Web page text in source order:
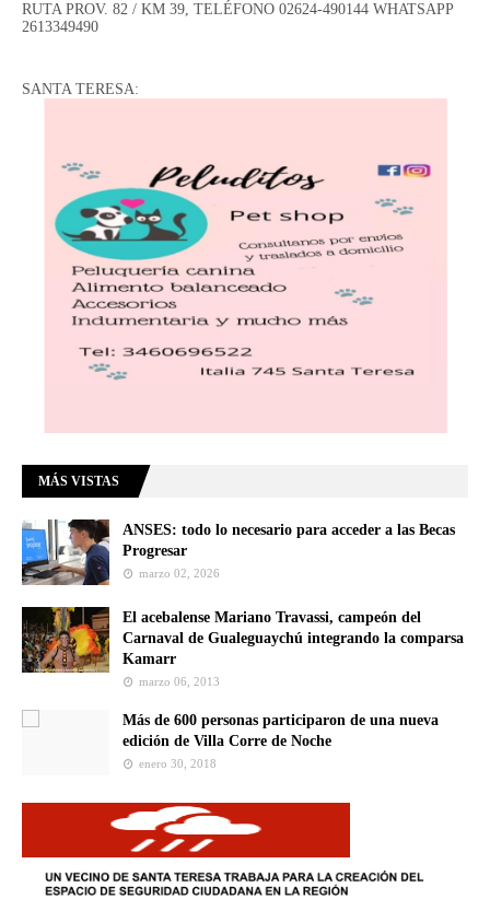
RUTA PROV. 82 / KM 39, TELÉFONO 02624-490144 WHATSAPP
2613349490
SANTA TERESA:
MÁS VISTAS
ANSES: todo lo necesario para acceder a las Becas
Progresar
marzo 02, 2026
El acebalense Mariano Travassi, campeón del
Carnaval de Gualeguaychú integrando la comparsa
Kamarr
marzo 06, 2013
Más de 600 personas participaron de una nueva
edición de Villa Corre de Noche
enero 30, 2018